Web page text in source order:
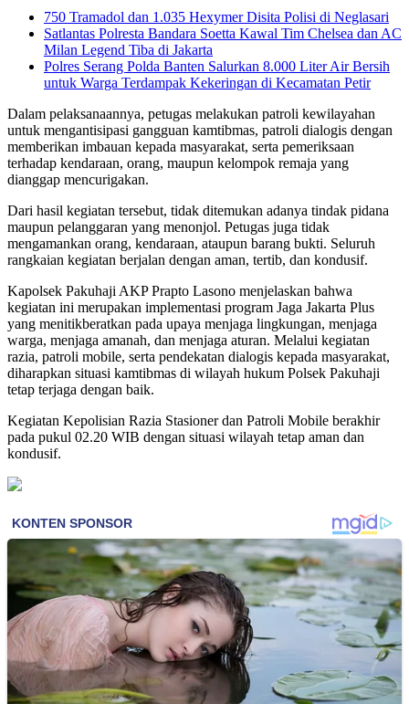
750 Tramadol dan 1.035 Hexymer Disita Polisi di Neglasari
Satlantas Polresta Bandara Soetta Kawal Tim Chelsea dan AC
Milan Legend Tiba di Jakarta
Polres Serang Polda Banten Salurkan 8.000 Liter Air Bersih
untuk Warga Terdampak Kekeringan di Kecamatan Petir
Dalam pelaksanaannya, petugas melakukan patroli kewilayahan
untuk mengantisipasi gangguan kamtibmas, patroli dialogis dengan
memberikan imbauan kepada masyarakat, serta pemeriksaan
terhadap kendaraan, orang, maupun kelompok remaja yang
dianggap mencurigakan.
Dari hasil kegiatan tersebut, tidak ditemukan adanya tindak pidana
maupun pelanggaran yang menonjol. Petugas juga tidak
mengamankan orang, kendaraan, ataupun barang bukti. Seluruh
rangkaian kegiatan berjalan dengan aman, tertib, dan kondusif.
Kapolsek Pakuhaji AKP Prapto Lasono menjelaskan bahwa
kegiatan ini merupakan implementasi program Jaga Jakarta Plus
yang menitikberatkan pada upaya menjaga lingkungan, menjaga
warga, menjaga amanah, dan menjaga aturan. Melalui kegiatan
razia, patroli mobile, serta pendekatan dialogis kepada masyarakat,
diharapkan situasi kamtibmas di wilayah hukum Polsek Pakuhaji
tetap terjaga dengan baik.
Kegiatan Kepolisian Razia Stasioner dan Patroli Mobile berakhir
pada pukul 02.20 WIB dengan situasi wilayah tetap aman dan
kondusif.